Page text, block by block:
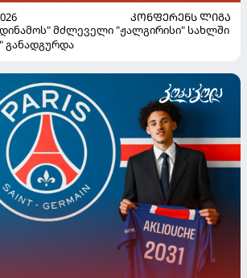
ᲙᲝᲜᲤᲔᲠᲔᲜᲡ ᲚᲘᲒᲐ
მძლეველი "ჟალგირისი" სახლში
განადგურდა